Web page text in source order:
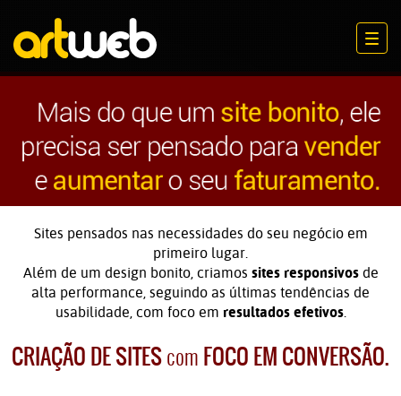
Sites pensados nas necessidades do seu negócio em
primeiro lugar.
Além de um design bonito, criamos sites responsivosde
alta performance, seguindo as últimas tendências de
usabilidade, com foco em resultados efetivos.
CRIAÇÃO DE SITEScom FOCO EM CONVERSÃO.